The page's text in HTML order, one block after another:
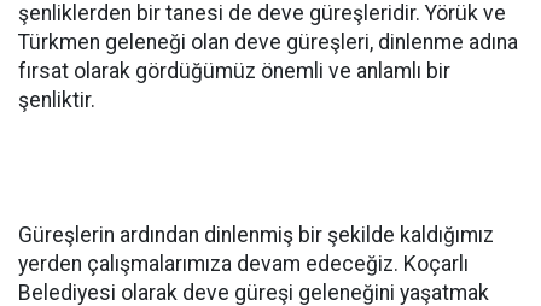
şenliklerden bir tanesi de deve güreşleridir. Yörük ve
Türkmen geleneği olan deve güreşleri, dinlenme adına
fırsat olarak gördüğümüz önemli ve anlamlı bir
şenliktir.
Güreşlerin ardından dinlenmiş bir şekilde kaldığımız
yerden çalışmalarımıza devam edeceğiz. Koçarlı
Belediyesi olarak deve güreşi geleneğini yaşatmak